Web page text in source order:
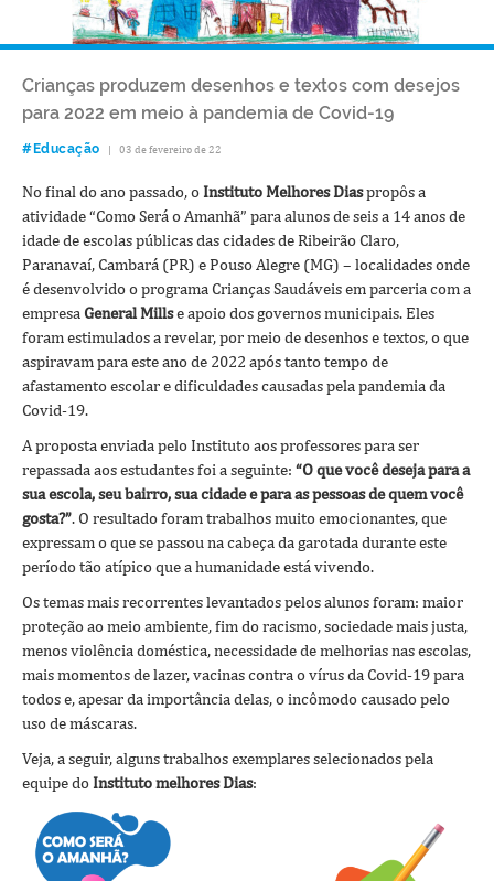
Crianças produzem desenhos e textos com desejos
para 2022 em meio à pandemia de Covid-19
#Educação | 03 de fevereiro de 22
No final do ano passado, o Instituto Melhores Diaspropôs a
atividade “Como Será o Amanhã” para alunos de seis a 14 anos de
idade de escolas públicas das cidades de Ribeirão Claro,
Paranavaí, Cambará (PR) e Pouso Alegre (MG) – localidades onde
é desenvolvido o programa Crianças Saudáveis em parceria com a
empresa General Millse apoio dos governos municipais. Eles
foram estimulados a revelar, por meio de desenhos e textos, o que
aspiravam para este ano de 2022 após tanto tempo de
afastamento escolar e dificuldades causadas pela pandemia da
Covid-19.
A proposta enviada pelo Instituto aos professores para ser
repassada aos estudantes foi a seguinte: “O que você deseja para a
sua escola, seu bairro, sua cidade e para as pessoas de quem você
gosta?”. O resultado foram trabalhos muito emocionantes, que
expressam o que se passou na cabeça da garotada durante este
período tão atípico que a humanidade está vivendo.
Os temas mais recorrentes levantados pelos alunos foram: maior
proteção ao meio ambiente, fim do racismo, sociedade mais justa,
menos violência doméstica, necessidade de melhorias nas escolas,
mais momentos de lazer, vacinas contra o vírus da Covid-19 para
todos e, apesar da importância delas, o incômodo causado pelo
uso de máscaras.
Veja, a seguir, alguns trabalhos exemplares selecionados pela
equipe do Instituto melhores Dias: